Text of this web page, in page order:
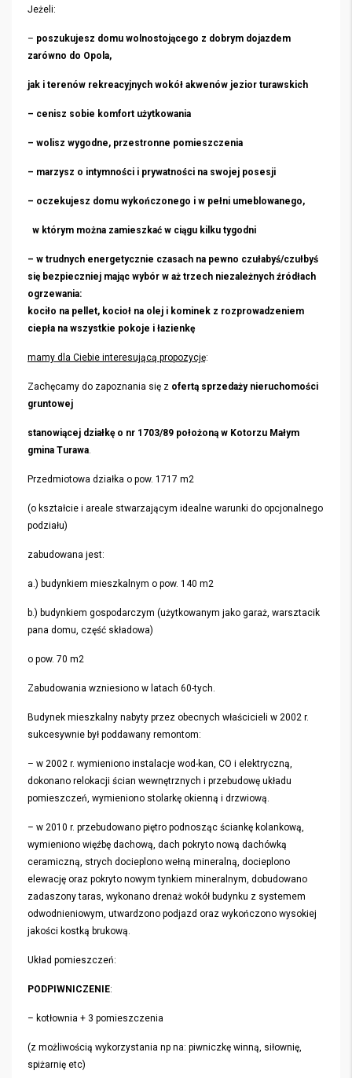
Jeżeli:
– poszukujesz domu wolnostojącego z dobrym dojazdem
zarówno do Opola,
jak i terenów rekreacyjnych wokół akwenów jezior turawskich
– cenisz sobie komfort użytkowania
– wolisz wygodne, przestronne pomieszczenia
– marzysz o intymności i prywatności na swojej posesji
– oczekujesz domu wykończonego i w pełni umeblowanego,
w którym można zamieszkać w ciągu kilku tygodni
– w trudnych energetycznie czasach na pewno czułabyś/czułbyś
się bezpieczniej mając wybór w aż trzech niezależnych źródłach
ogrzewania:
kociło na pellet, kocioł na olej i kominek z rozprowadzeniem
ciepła na wszystkie pokoje i łazienkę
mamy dla Ciebie interesującą propozycję:
Zachęcamy do zapoznania się z ofertą sprzedaży nieruchomości
gruntowej
stanowiącej działkę o nr 1703/89 położoną w Kotorzu Małym
gmina Turawa.
Przedmiotowa działka o pow. 1717 m2
(o kształcie i areale stwarzającym idealne warunki do opcjonalnego
podziału)
zabudowana jest:
a.) budynkiem mieszkalnym o pow. 140 m2
b.) budynkiem gospodarczym (użytkowanym jako garaż, warsztacik
pana domu, część składowa)
o pow. 70 m2
Zabudowania wzniesiono w latach 60-tych.
Budynek mieszkalny nabyty przez obecnych właścicieli w 2002 r.
sukcesywnie był poddawany remontom:
– w 2002 r. wymieniono instalacje wod-kan, CO i elektryczną,
dokonano relokacji ścian wewnętrznych i przebudowę układu
pomieszczeń, wymieniono stolarkę okienną i drzwiową.
– w 2010 r. przebudowano piętro podnosząc ściankę kolankową,
wymieniono więźbę dachową, dach pokryto nową dachówką
ceramiczną, strych docieplono wełną mineralną, docieplono
elewację oraz pokryto nowym tynkiem mineralnym, dobudowano
zadaszony taras, wykonano drenaż wokół budynku z systemem
odwodnieniowym, utwardzono podjazd oraz wykończono wysokiej
jakości kostką brukową.
Układ pomieszczeń:
PODPIWNICZENIE:
– kotłownia + 3 pomieszczenia
(z możliwością wykorzystania np na: piwniczkę winną, siłownię,
spiżarnię etc)